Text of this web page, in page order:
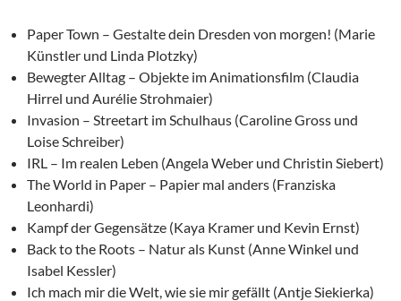
Paper Town – Gestalte dein Dresden von morgen! (Marie
Künstler und Linda Plotzky)
Bewegter Alltag – Objekte im Animationsfilm (Claudia
Hirrel und Aurélie Strohmaier)
Invasion – Streetart im Schulhaus (Caroline Gross und
Loise Schreiber)
IRL – Im realen Leben (Angela Weber und Christin Siebert)
The World in Paper – Papier mal anders (Franziska
Leonhardi)
Kampf der Gegensätze (Kaya Kramer und Kevin Ernst)
Back to the Roots – Natur als Kunst (Anne Winkel und
Isabel Kessler)
Ich mach mir die Welt, wie sie mir gefällt (Antje Siekierka)